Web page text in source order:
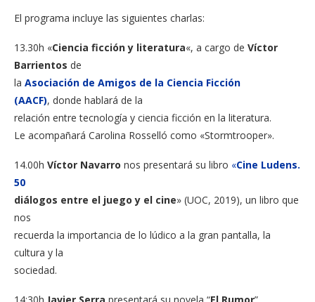
El programa incluye las siguientes charlas:
13.30h «Ciencia ficción y literatura«, a cargo de Víctor
Barrientos de
la Asociación de Amigos de la Ciencia Ficción
(AACF), donde hablará de la
relación entre tecnología y ciencia ficción en la literatura.
Le acompañará Carolina Rosselló como «Stormtrooper».
14.00h Víctor Navarro nos presentará su libro «Cine Ludens.
50
diálogos entre el juego y el cine» (UOC, 2019), un libro que
nos
recuerda la importancia de lo lúdico a la gran pantalla, la
cultura y la
sociedad.